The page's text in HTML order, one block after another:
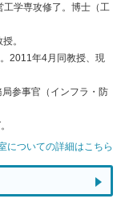
学専攻修了。博士（工
。
2011年4月同教授、現
参事官（インフラ・防
についての詳細はこちら